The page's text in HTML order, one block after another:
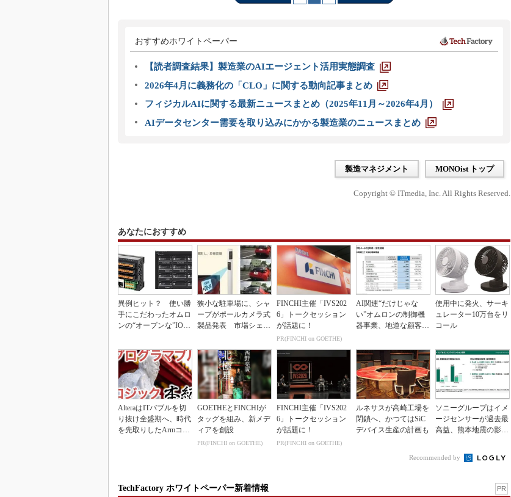
おすすめホワイトペーパー
【読者調査結果】製造業のAIエージェント活用実態調査
2026年4月に義務化の「CLO」に関する動向記事まとめ
フィジカルAIに関する最新ニュースまとめ（2025年11月～2026年4月）
AIデータセンター需要を取り込みにかかる製造業のニュースまとめ
製造マネジメント MONOist トップ
Copyright © ITmedia, Inc. All Rights Reserved.
あなたにおすすめ
異例ヒット？ 使い勝
手にこだわったオムロ
ンの“オープンな”IO-L
狭小な駐車場に、シャ
ープがポールカメラ式
製品発表 市場シェア
FINCHI主催「IVS202
6」トークセッション
が話題に！
PR(FINCHI on GOETHE)
AI関連“だけじゃな
い”オムロンの制御機
器事業、地道な顧客基
使用中に発火、サーキ
ュレーター10万台をリ
コール
AlteraはITバブルを切
り抜け全盛期へ、時代
を先取りしたArmコア
GOETHEとFINCHIが
タッグを組み、新メデ
ィアを創設
PR(FINCHI on GOETHE)
FINCHI主催「IVS202
6」トークセッション
が話題に！
PR(FINCHI on GOETHE)
ルネサスが高崎工場を
閉鎖へ、かつてはSiC
デバイス生産の計画も
ソニーグループはイメ
ージセンサーが過去最
高益、熊本地震の影響
Recommended by
TechFactory ホワイトペーパー新着情報 PR